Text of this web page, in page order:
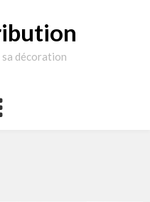
décoration